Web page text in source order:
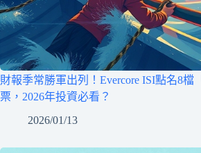
財報季常勝軍出列！Evercore ISI點名8檔
票，2026年投資必看？
2026/01/13